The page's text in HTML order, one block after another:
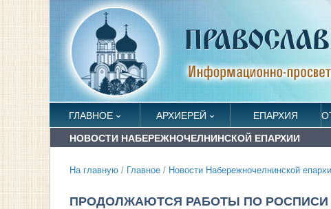
ГЛАВНОЕ АРХИЕРЕЙ ЕПАРХИЯ
НОВОСТИ НАБЕРЕЖНОЧЕЛНИНСКОЙ ЕПАРХИИ
На главную / Главное / Новости Набережночелнинской
ПРОДОЛЖАЮТСЯ РАБОТЫ ПО РОСПИСИ